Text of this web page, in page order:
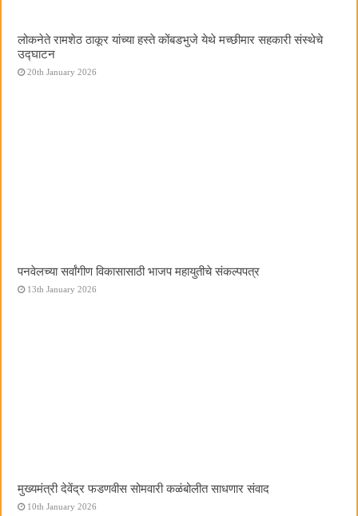
लोकनेते रामशेठ ठाकूर यांच्या हस्ते कोंबडभुजे येथे मच्छीमार सहकारी संस्थेचे
उद्घाटन
20th January 2026
पनवेलच्या सर्वांगीण विकासासाठी भाजप महायुतीचे संकल्पपत्र
13th January 2026
मुख्यमंत्री देवेंद्र फडणवीस सोमवारी कळंबोलीत साधणार संवाद
10th January 2026